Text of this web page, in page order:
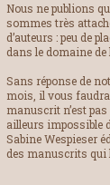
Nous ne publions
sommes très
d’auteurs : peu de
dans le domaine
Sans réponse de
mois, il vous
manuscrit n’est
ailleurs impossible
Sabine Wespieser
des manuscrits qui